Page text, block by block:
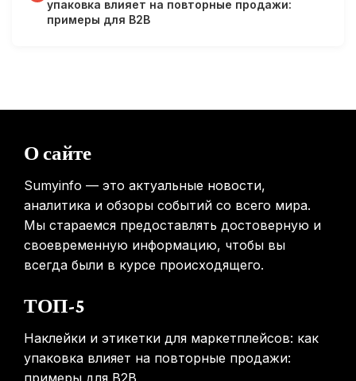
сосудов в мозге человека и мышей
31.01.2026
выявления рисков раннего старения
упаковка влияет на повторные продажи:
примеры для B2B
О сайте
Sumyinfo — это актуальные новости,
аналитика и обзоры событий со всего мира.
Мы стараемся предоставлять достоверную и
своевременную информацию, чтобы вы
всегда были в курсе происходящего.
ТОП-5
Наклейки и этикетки для маркетплейсов: как
упаковка влияет на повторные продажи:
примеры для B2B